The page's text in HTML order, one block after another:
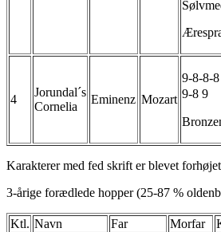
4
Jorundal´s
Cornelia
Eminenz Mozart
9-8-8-
9-8 9
Karakterer med fed skrift er blevet forhøjet
3-årige forædlede hopper (25-87 %
Ktl. Navn Far Morfar